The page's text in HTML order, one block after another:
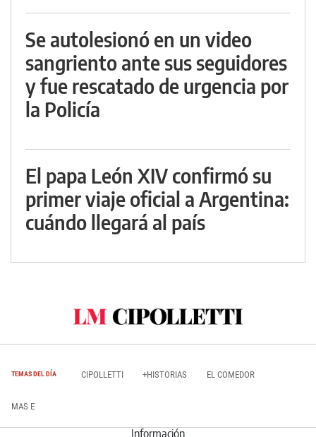
Se autolesionó en un video
sangriento ante sus seguidores
y fue rescatado de urgencia por
la Policía
El papa León XIV confirmó su
primer viaje oficial a Argentina:
cuándo llegará al país
TEMAS DEL DÍA CIPOLLETTI +HISTORIAS EL COMEDOR
MAS E
Información